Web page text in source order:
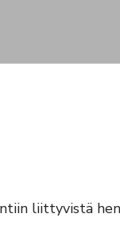
liittyvistä